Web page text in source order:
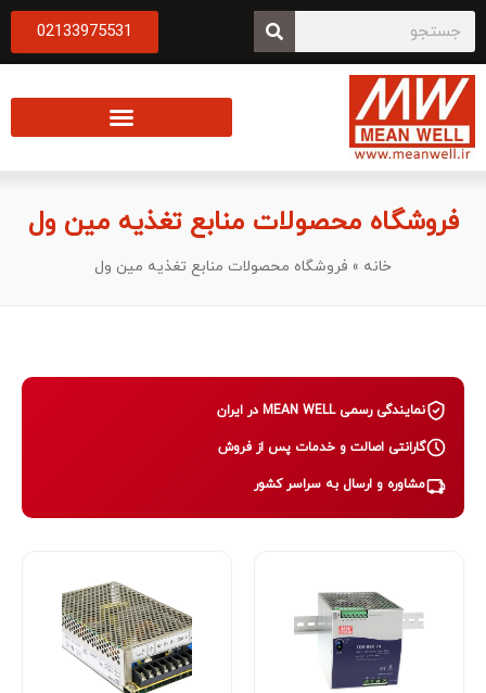
02133975531
فروشگاه محصولات منابع تغذیه مین ول
خانه » فروشگاه محصولات منابع تغذیه مین ول
نمایندگی رسمی MEAN WELL در ایران
گارانتی اصالت و خدمات پس از فروش
مشاوره و ارسال به سراسر کشور